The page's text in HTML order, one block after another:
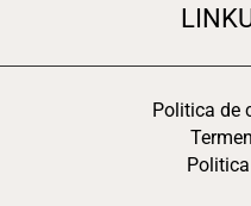
Politica de